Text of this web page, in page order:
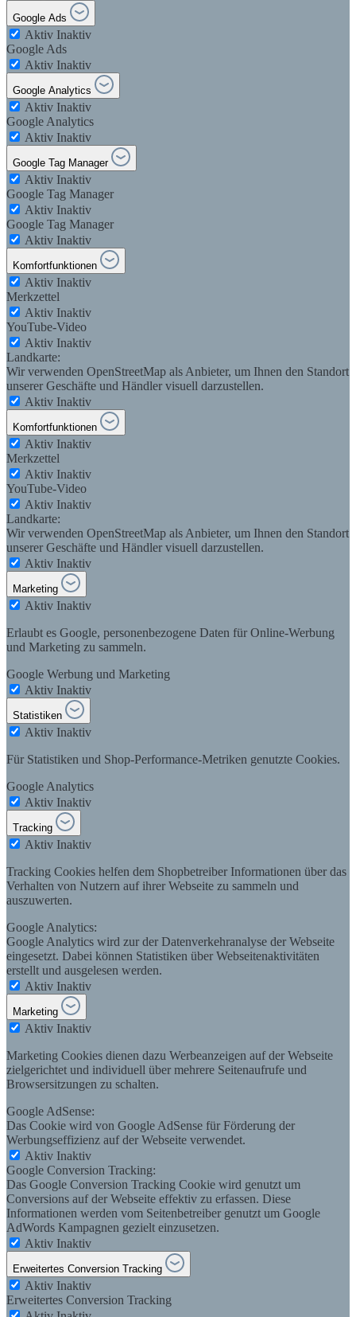
Google Ads
Aktiv Inaktiv
Google Ads
Aktiv Inaktiv
Google Analytics
Aktiv Inaktiv
Google Analytics
Aktiv Inaktiv
Google Tag Manager
Aktiv Inaktiv
Google Tag Manager
Aktiv Inaktiv
Google Tag Manager
Aktiv Inaktiv
Komfortfunktionen
Aktiv Inaktiv
Merkzettel
Aktiv Inaktiv
YouTube-Video
Aktiv Inaktiv
Landkarte:
Wir verwenden OpenStreetMap als Anbieter, um Ihnen den Standort
unserer Geschäfte und Händler visuell darzustellen.
Aktiv Inaktiv
Komfortfunktionen
Aktiv Inaktiv
Merkzettel
Aktiv Inaktiv
YouTube-Video
Aktiv Inaktiv
Landkarte:
Wir verwenden OpenStreetMap als Anbieter, um Ihnen den Standort
unserer Geschäfte und Händler visuell darzustellen.
Aktiv Inaktiv
Marketing
Aktiv Inaktiv
Erlaubt es Google, personenbezogene Daten für Online-Werbung
und Marketing zu sammeln.
Google Werbung und Marketing
Aktiv Inaktiv
Statistiken
Aktiv Inaktiv
Für Statistiken und Shop-Performance-Metriken genutzte Cookies.
Google Analytics
Aktiv Inaktiv
Tracking
Aktiv Inaktiv
Tracking Cookies helfen dem Shopbetreiber Informationen über das
Verhalten von Nutzern auf ihrer Webseite zu sammeln und
auszuwerten.
Google Analytics:
Google Analytics wird zur der Datenverkehranalyse der Webseite
eingesetzt. Dabei können Statistiken über Webseitenaktivitäten
erstellt und ausgelesen werden.
Aktiv Inaktiv
Marketing
Aktiv Inaktiv
Marketing Cookies dienen dazu Werbeanzeigen auf der Webseite
zielgerichtet und individuell über mehrere Seitenaufrufe und
Browsersitzungen zu schalten.
Google AdSense:
Das Cookie wird von Google AdSense für Förderung der
Werbungseffizienz auf der Webseite verwendet.
Aktiv Inaktiv
Google Conversion Tracking:
Das Google Conversion Tracking Cookie wird genutzt um
Conversions auf der Webseite effektiv zu erfassen. Diese
Informationen werden vom Seitenbetreiber genutzt um Google
AdWords Kampagnen gezielt einzusetzen.
Aktiv Inaktiv
Erweitertes Conversion Tracking
Aktiv Inaktiv
Erweitertes Conversion Tracking